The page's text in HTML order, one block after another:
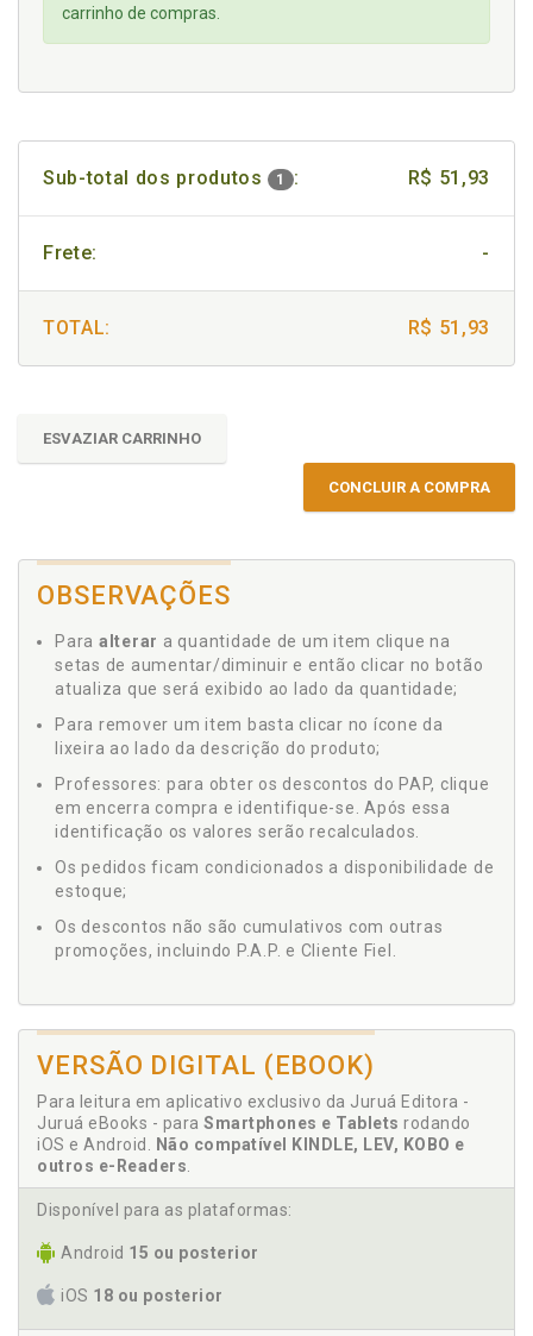
carrinho de compras.
Sub-total dos produtos 1 : R$ 51,93
Frete: -
TOTAL: R$ 51,93
ESVAZIAR CARRINHO
CONCLUIR A COMPRA
OBSERVAÇÕES
Para alterar a quantidade de um item clique na
setas de aumentar/diminuir e então clicar no botão
atualiza que será exibido ao lado da quantidade;
Para remover um item basta clicar no ícone da
lixeira ao lado da descrição do produto;
Professores: para obter os descontos do PAP, clique
em encerra compra e identifique-se. Após essa
identificação os valores serão recalculados.
Os pedidos ficam condicionados a disponibilidade de
estoque;
Os descontos não são cumulativos com outras
promoções, incluindo P.A.P. e Cliente Fiel.
VERSÃO DIGITAL (EBOOK)
Para leitura em aplicativo exclusivo da Juruá Editora -
Juruá eBooks - para Smartphones e Tablets rodando
iOS e Android.
Não compatível KINDLE, LEV, KOBO e
outros e-Readers
Disponível para as plataformas:
Android 15 ou posterior
iOS 18 ou posterior